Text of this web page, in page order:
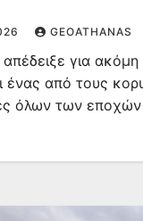
GEOATHANAS
για
ένας από τους
όλων των